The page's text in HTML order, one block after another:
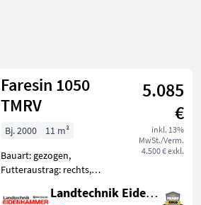
Faresin 1050
TMRV
5.085
€
inkl. 13%
MwSt./Verm.
4.500 € exkl.
Bj. 2000
11 m³
Bauart: gezogen,
Futteraustrag: rechts,
Stützfuß, Wiegeeinrichtung
Landtechnik Eidenhammer GmbH